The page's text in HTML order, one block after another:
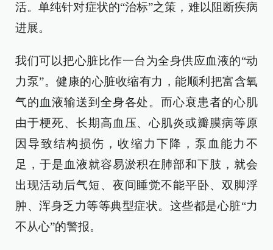
活。单纯针对症状的“治标”之策，难以阻断疾病
进展。
我们可以把心脏比作一台为全身供应血液的“动
力泵”。健康的心脏收缩有力，能顺利把富含氧
气的血液输送到全身各处。而心衰患者的心肌
由于梗死、长期高血压、心肌炎或瓣膜病等原
因导致结构损伤，收缩力下降，泵血能力不
足，于是血液就容易淤积在肺部和下肢，就会
出现活动后气短、夜间睡觉不能平卧、双脚浮
肿、浑身乏力等等典型症状。这些都是心脏“力
不从心”的警报。